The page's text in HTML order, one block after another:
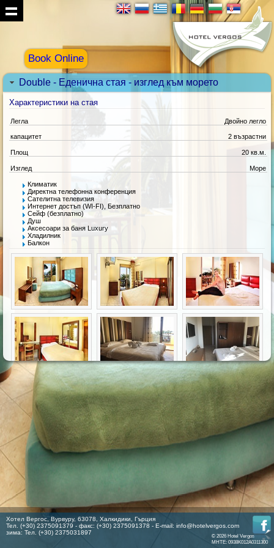
Book Online
Double - Еденична стая - изглед към морето
Характеристики на стая
Легла Двойно легло
капацитет 2 възрастни
Площ 20 кв.м.
Изглед Море
Климатик
Директна телефонна конференция
Сателитна телевизия
Интернет достъп (WI-FI), Безплатно
Сейф (безплатно)
Душ
Аксесоари за баня Luxury
Хладилник
Балкон
Хотел Вергос, Вурвуру, 63078, Халкидики, Гърция
Тел. (+30) 2375091379 - факс: (+30) 2375091378 - E-mail: info@hotelvergos.com
зима: Тел. (+30) 2375031897
© 2026 Hotel Vergos
MHTE: 0938K012A0311300